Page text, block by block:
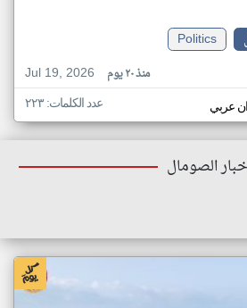
Politics
Jul 19, 2026
منذ ٢٠ يوم
عربي عدد الكلمات: ٢٢٣
الصومال